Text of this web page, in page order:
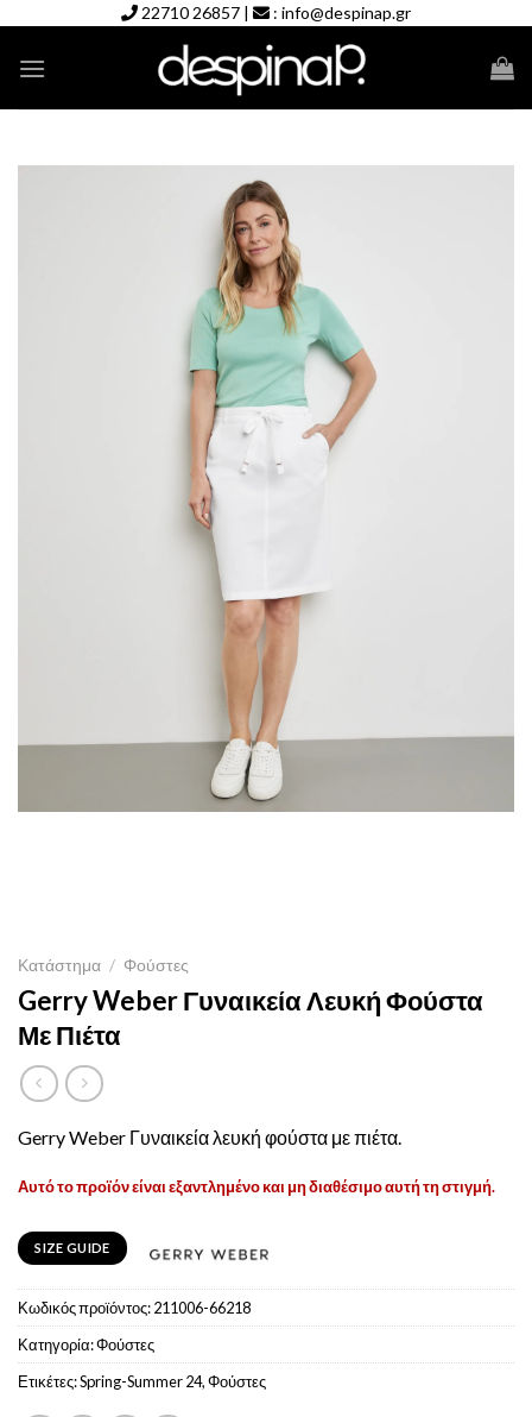
content
22710 26857 | : info@despinap.gr
Κατάστημα / Φούστες
Gerry Weber Γυναικεία Λευκή Φούστα
Με Πιέτα
Gerry Weber Γυναικεία λευκή φούστα με πιέτα.
Αυτό το προϊόν είναι εξαντλημένο και μη διαθέσιμο αυτή τη στιγμή.
SIZE GUIDE
Κωδικός προϊόντος:211006-66218
Κατηγορία:Φούστες
Ετικέτες:Spring-Summer 24,Φούστες